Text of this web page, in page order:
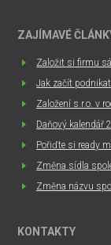
ZAJÍMAVÉ
Založit si firmu
Jak začít podnikat
Založení s.r.o. v
Daňový kalendář
Pořiďte si ready
Změna sídla
Změna názvu
KONTAKTY